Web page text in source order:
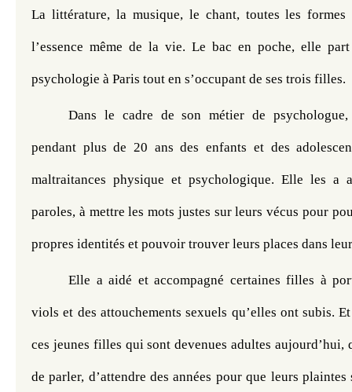
La littérature, la musique, le chant, toutes les
l’essence même de la vie. Le bac en poche, elle
psychologie à Paris tout en s’occupant de ses trois filles.
Dans le cadre de son métier de
pendant plus de 20 ans des enfants et des
maltraitances physique et psychologique. Elle les a
paroles, à mettre les mots justes sur leurs vécus pour
propres identités et pouvoir trouver leurs places dans
Elle a aidé et accompagné certaines filles à
viols et des attouchements sexuels qu’elles ont subis.
ces jeunes filles qui sont devenues adultes aujourd’hui,
de parler, d’attendre des années pour que leurs